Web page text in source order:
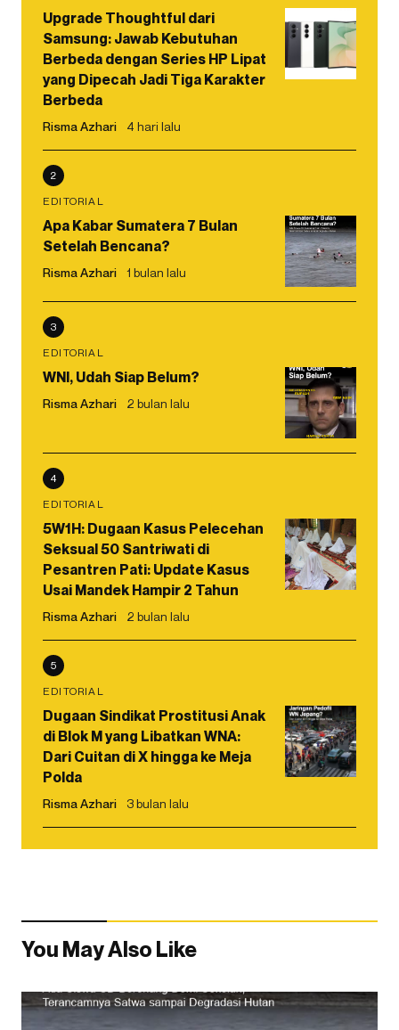
Upgrade Thoughtful dari
Samsung: Jawab Kebutuhan
Berbeda dengan Series HP Lipat
yang Dipecah Jadi Tiga Karakter
Berbeda
Risma Azhari 4 hari lalu
2
EDITORIAL
Apa Kabar Sumatera 7 Bulan
Setelah Bencana?
Risma Azhari 1 bulan lalu
3
EDITORIAL
WNI, Udah Siap Belum?
Risma Azhari 2 bulan lalu
4
EDITORIAL
5W1H: Dugaan Kasus Pelecehan
Seksual 50 Santriwati di
Pesantren Pati: Update Kasus
Usai Mandek Hampir 2 Tahun
Risma Azhari 2 bulan lalu
5
EDITORIAL
Dugaan Sindikat Prostitusi Anak
di Blok M yang Libatkan WNA:
Dari Cuitan di X hingga ke Meja
Polda
Risma Azhari 3 bulan lalu
You May Also Like